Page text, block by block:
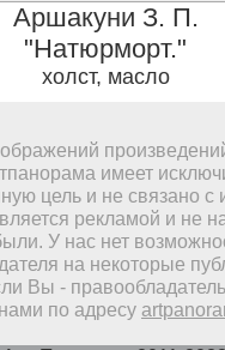
Аршакуни З. П.
"Натюрморт."
холст, масло
имеет
цель и не связано с
рекламой и не
У нас нет
на некоторые
Вы -
по адресу